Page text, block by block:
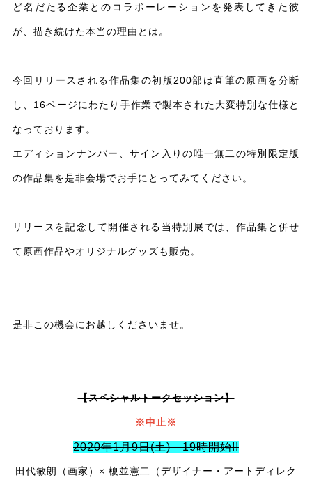
ど名だたる企業とのコラボーレーションを発表してきた彼
が、描き続けた本当の理由とは。
今回リリースされる作品集の初版200部は直筆の原画を分断
し、16ページにわたり手作業で製本された大変特別な仕様と
なっております。
エディションナンバー、サイン入りの唯一無二の特別限定版
の作品集を是非会場でお手にとってみてください。
リリースを記念して開催される当特別展では、作品集と併せ
て原画作品やオリジナルグッズも販売。
是非この機会にお越しくださいませ。
【スペシャルトークセッション】
※中止※
2020年1月9日(土) 19時開始!!
田代敏朗（画家）× 榎並憲二（デザイナー・アートディレク